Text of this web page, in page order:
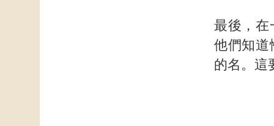
最後，在
他們知道
的名。這